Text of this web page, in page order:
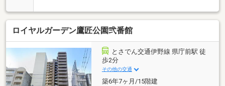
コニーで、日当たり・風通し共に良好♪ 角住戸です
ので、通路側も人の往来が気になりにくいです♪
4LDKの間取りは、3つの居室がすべて6帖とゆったりと
お過ごしいただけます♪
ロイヤルガーデン鷹匠公園弐番館
とさでん交通伊野線 県庁前駅 徒
歩2分
その他の交通
築6年7ヶ月/15階建